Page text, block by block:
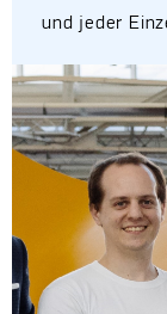
und jeder E